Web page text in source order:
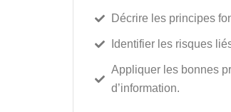
Décrire les principes
Identifier les risques
Appliquer les bonnes
d’information.